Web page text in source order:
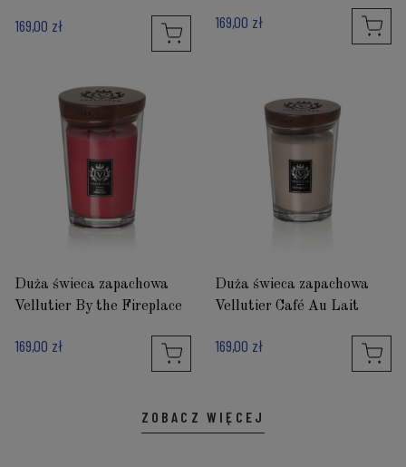
169,00 zł 169,00 zł
Duża świeca zapachowa
Vellutier By the Fireplace
169,00 zł
Duża świeca zapachowa
Vellutier Café Au Lait
169,00 zł
ZOBACZ WIĘCEJ